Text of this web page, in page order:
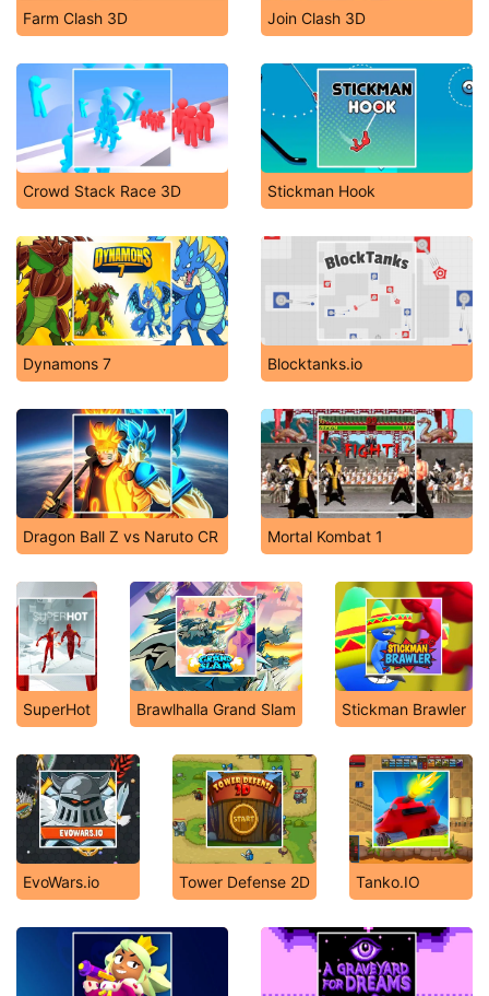
Farm Clash 3D Join Clash 3D
Crowd Stack Race 3D Stickman Hook
Dynamons 7 Blocktanks.io
Dragon Ball Z vs Naruto CR Mortal Kombat 1
SuperHot Brawlhalla Grand Slam Stickman Brawler
EvoWars.io Tower Defense 2D Tanko.IO